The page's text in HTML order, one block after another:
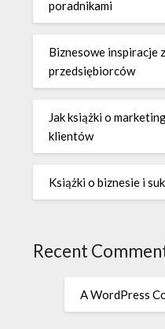
poradnikami
Biznesowe inspiracje
przedsiębiorców
Jak książki o
klientów
Książki o biznesie i
Recent
A WordPress